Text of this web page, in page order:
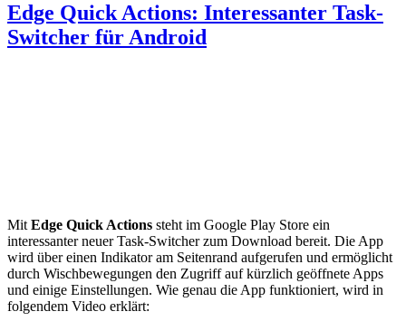
Edge Quick Actions: Interessanter Task-
Switcher für Android
Mit Edge Quick Actions steht im Google Play Store ein
interessanter neuer Task-Switcher zum Download bereit. Die App
wird über einen Indikator am Seitenrand aufgerufen und ermöglicht
durch Wischbewegungen den Zugriff auf kürzlich geöffnete Apps
und einige Einstellungen. Wie genau die App funktioniert, wird in
folgendem Video erklärt: